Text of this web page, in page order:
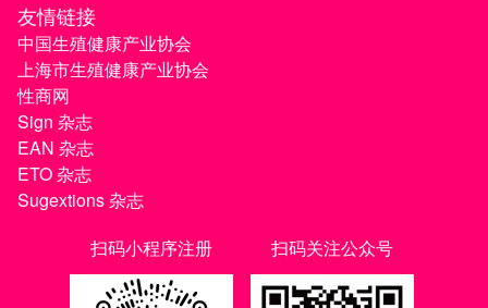
友情链接
中国生殖健康产业协会
上海市生殖健康产业协会
性商网
Sign 杂志
EAN 杂志
ETO 杂志
Sugextions 杂志
扫码小程序注册
扫码关注公众号